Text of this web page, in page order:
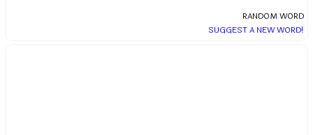
RANDOM WORD
SUGGEST A NEW WORD!